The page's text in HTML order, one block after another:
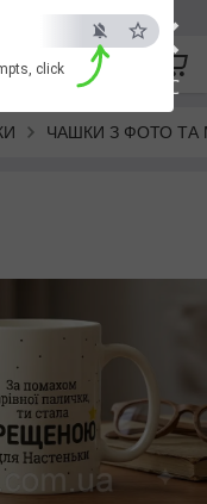
×
ESC
click
ЧАШКИ З ФОТО